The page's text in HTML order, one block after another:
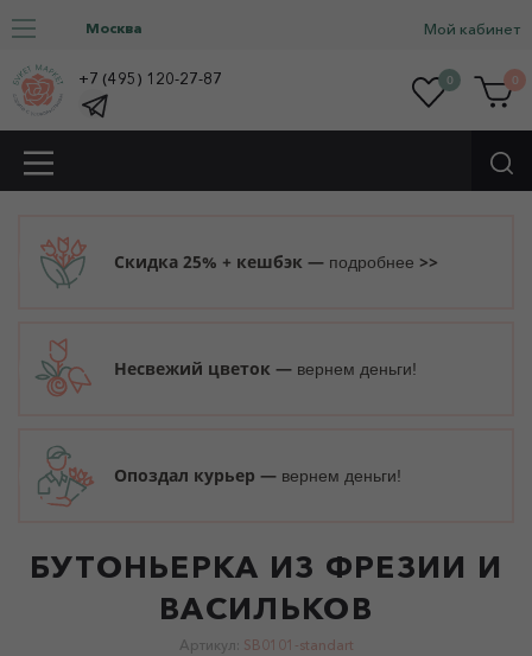
Москва Мой кабинет
+7 (495) 120-27-87 0 0
Скидка 25% + кешбэк — подробнее >>
Несвежий цветок — вернем деньги!
Опоздал курьер — вернем деньги!
БУТОНЬЕРКА ИЗ ФРЕЗИИ И
ВАСИЛЬКОВ
Артикул: SB0101-standart